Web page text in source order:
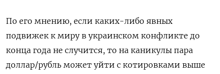
По его мнению, если каких-либо явных
подвижек к миру в украинском конфликте до
конца года не случится, то на каникулы пара
доллар/рубль может уйти с котировками выше